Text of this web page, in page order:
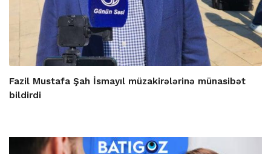
Fazil Mustafa Şah İsmayıl müzakirələrinə münasibət
bildirdi